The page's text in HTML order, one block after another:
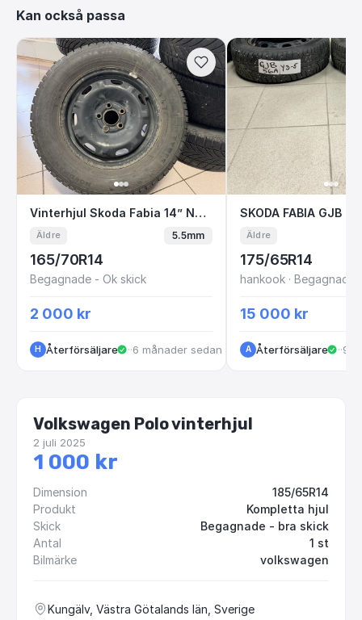
Kan också passa
Vinterhjul Skoda Fabia 14” Nokian
Vinterhjul Skoda Fabia 14” Nokian
Äldre 5.5mm
165/70R14
Begagnade - Ok skick
2 000 kr
H Återförsäljare ·Stockholm
·6 månader sedan
SKODA FABIA
Äldre
175/65R14
hankook · Begagnade
15 000 kr
A Återförsäljare ··9
Volkswagen Polo vinterhjul
2 juli 2025
1 000 kr
Dimension
185/65R14
Produkt
Kompletta hjul
Skick
Begagnade - bra skick
Antal
1 st
Bilmärke
volkswagen
Kungälv, Västra Götalands län, Sverige